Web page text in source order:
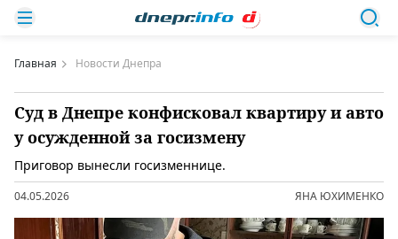
Главная Новости Днепра
Суд в Днепре конфисковал квартиру и авто
у осужденной за госизмену
Приговор вынесли госизменнице.
04.05.2026 ЯНА ЮХИМЕНКО